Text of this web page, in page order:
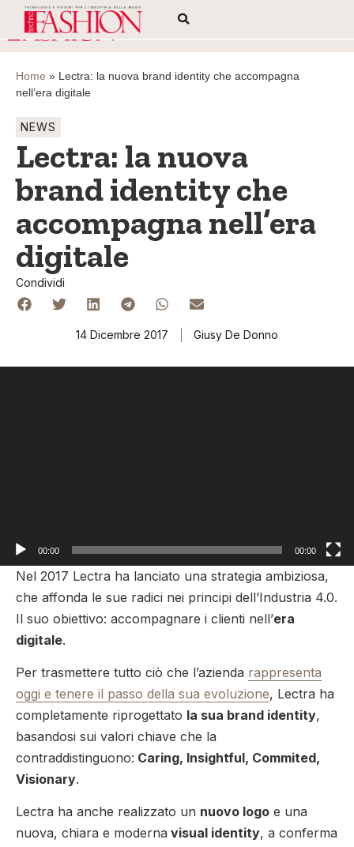
Home » Lectra: la nuova brand identity che accompagna
nell’era digitale
NEWS
Lectra: la nuova
brand identity che
accompagna nell’era
digitale
Condividi
14 Dicembre 2017 Giusy De Donno
00:00 00:00
Nel 2017 Lectra ha lanciato una strategia ambiziosa,
che affonda le sue radici nei principi dell’Industria 4.0.
Il suo obiettivo: accompagnare i clienti nell’era
digitale.
Per trasmettere tutto ciò che l’azienda rappresenta
oggi e tenere il passo della sua evoluzione, Lectra ha
completamente riprogettato la sua brand identity,
basandosi sui valori chiave che la
contraddistinguono: Caring, Insightful, Commited,
Visionary.
Lectra ha anche realizzato un nuovo logo e una
nuova, chiara e moderna visual identity, a conferma